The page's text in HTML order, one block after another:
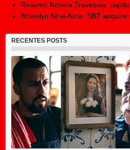
Resumo Novela Travessia:
Brooklyn Nine-Nine: SBT adquire
RECENTES POSTS